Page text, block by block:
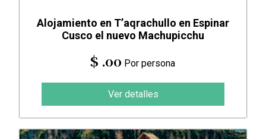
Alojamiento en T’aqrachullo en Espinar
Cusco el nuevo Machupicchu
$ .00 Por persona
Ver detalles